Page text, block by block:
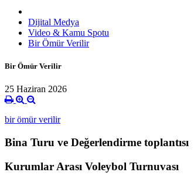
Dijital Medya
Video & Kamu Spotu
Bir Ömür Verilir
Bir Ömür Verilir
25 Haziran 2026
bir ömür verilir
Bina Turu ve Değerlendirme toplantısı
Kurumlar Arası Voleybol Turnuvası